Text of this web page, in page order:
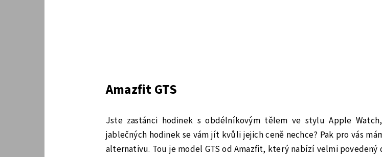
Amazfit GTS
Jste zastánci hodinek s obdélníkovým tělem ve stylu Apple
jablečných hodinek se vám jít kvůli jejich ceně nechce? Pak pro vás
alternativu. Tou je model GTS od Amazfit, který nabízí velmi povedený